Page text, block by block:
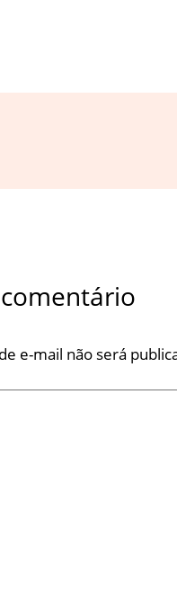
e-mail não será